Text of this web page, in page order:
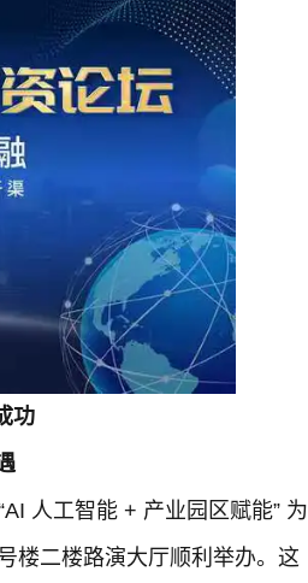
功
人工智能 + 产业园区赋能” 为
楼二楼路演大厅顺利举办。这